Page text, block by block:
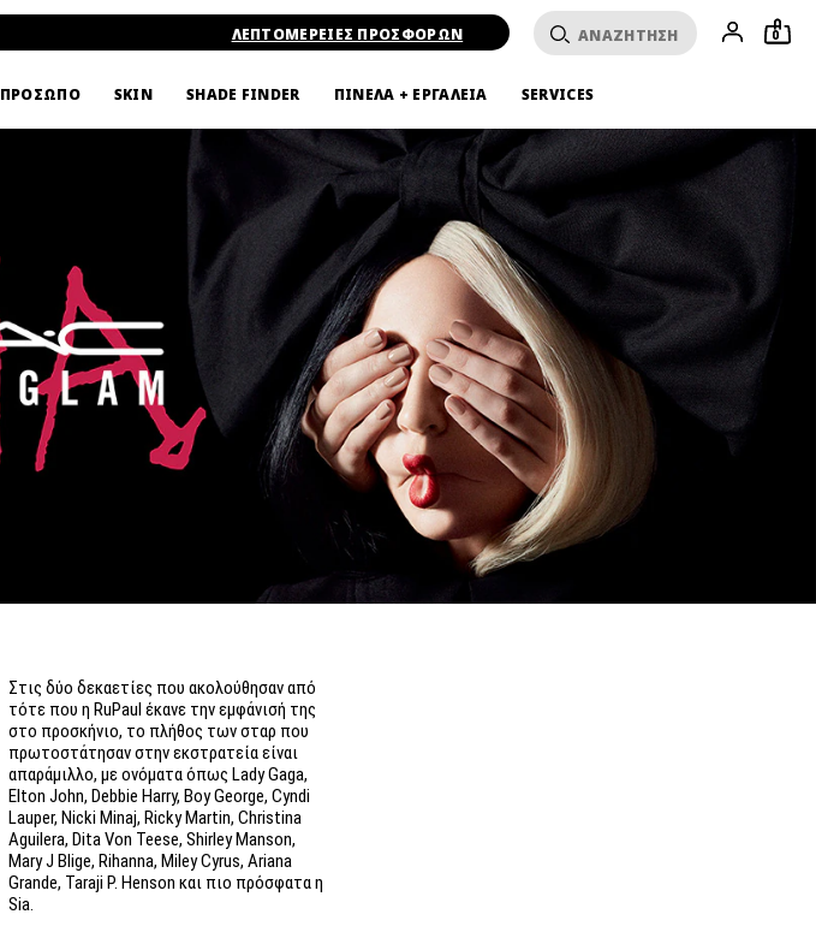
ΛΕΠΤΟΜΕΡΕΙΕΣ ΠΡΟΣΦΟΡΩΝ 0
ΠΡΟΣΩΠΟ SKIN SHADE FINDER ΠΙΝΕΛΑ + ΕΡΓΑΛΕΙΑ SERVICES
Στις δύο δεκαετίες που ακολούθησαν από
τότε που η RuPaul έκανε την εμφάνισή της
στο προσκήνιο, το πλήθος των σταρ που
πρωτοστάτησαν στην εκστρατεία είναι
απαράμιλλο, με ονόματα όπως Lady Gaga,
Elton John, Debbie Harry, Boy George, Cyndi
Lauper, Nicki Minaj, Ricky Martin, Christina
Aguilera, Dita Von Teese, Shirley Manson,
Mary J Blige, Rihanna, Miley Cyrus, Ariana
Grande, Taraji P. Ηenson και πιο πρόσφατα η
Sia.